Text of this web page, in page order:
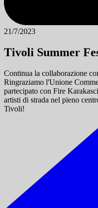
21/7/2023
Tivoli Summer
Continua la collaborazione
Ringraziamo l'Unione
partecipato con Fire
artisti di strada nel pieno
Tivoli!